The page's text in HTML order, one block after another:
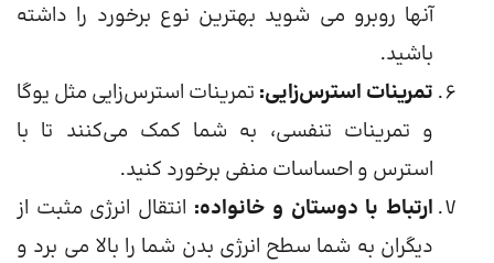
آنها روبرو می شوید بهترین نوع برخورد را داشته
باشید.
تمرینات استرس‌زایی: تمرینات استرس‌زایی مثل یوگا
و تمرینات تنفسی، به شما کمک می‌کنند تا با
استرس و احساسات منفی برخورد کنید.
ارتباط با دوستان و خانواده: انتقال انرژی مثبت از
دیگران به شما سطح انرژی بدن شما را بالا می برد و